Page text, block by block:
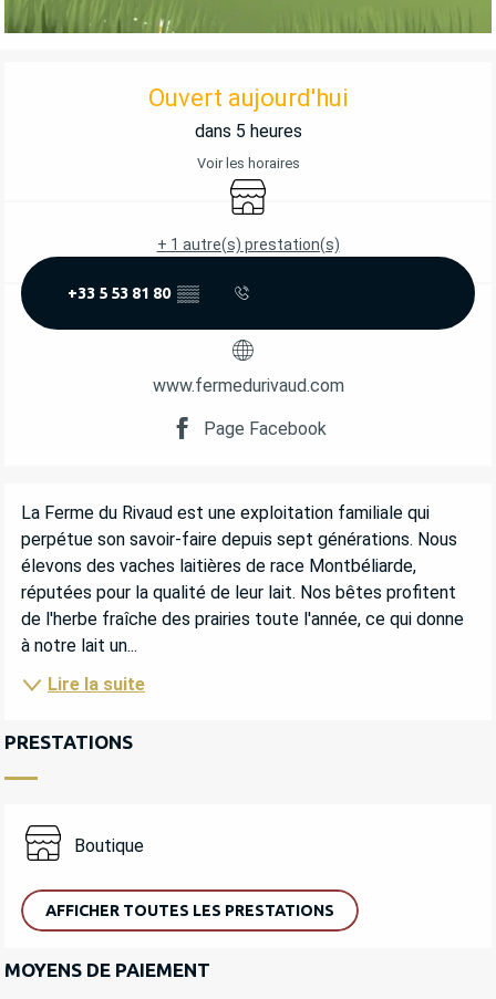
OUVERTURE ET COORDONNÉES
Ouvert aujourd'hui
dans 5 heures
Voir les horaires
Boutique
+ 1 autre(s) prestation(s)
+33 5 53 81 80 ▒▒
www.fermedurivaud.com
Page Facebook
DESCRIPTION
La Ferme du Rivaud est une exploitation familiale qui
perpétue son savoir-faire depuis sept générations. Nous
élevons des vaches laitières de race Montbéliarde,
réputées pour la qualité de leur lait. Nos bêtes profitent
de l'herbe fraîche des prairies toute l'année, ce qui donne
à notre lait un...
Lire la suite
PRESTATIONS
Boutique
AFFICHER TOUTES LES PRESTATIONS
MOYENS DE PAIEMENT